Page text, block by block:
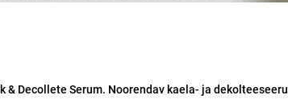
& Decollete Serum. Noorendav kaela- ja dekolteeseeru